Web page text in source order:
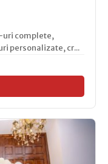
uri complete,
personalizate, cr...